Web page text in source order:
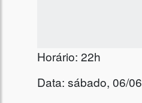
Horário: 22h
Data: sábado, 06/06